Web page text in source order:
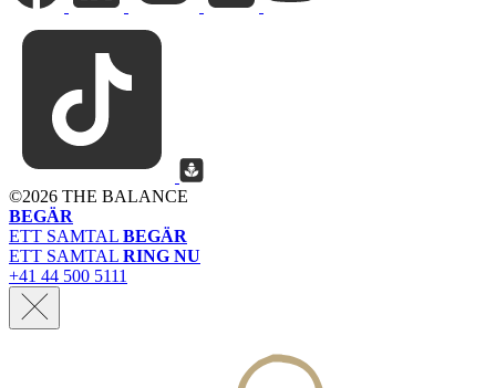
©2026 THE BALANCE
BEGÄR
ETT SAMTAL BEGÄR
ETT SAMTAL RING NU
+41 44 500 5111